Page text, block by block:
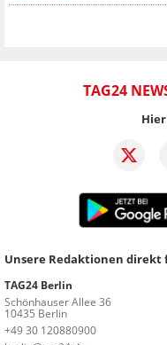
TAG24
Unsere Redaktionen direkt
TAG24 Berlin
Schönhauser Allee 36
10435 Berlin
+49 30 120880900